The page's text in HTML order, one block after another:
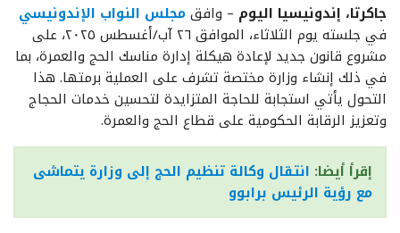
جاكرتا، إندونيسيا اليوم – وافقمجلس النواب الإندونيسي
في جلسته يوم الثلاثاء، الموافق ٢٦ آب/أغسطس ٢٠٢٥، على
مشروع قانون جديد لإعادة هيكلة إدارة مناسك الحج والعمرة، بما
في ذلك إنشاء وزارة مختصة تشرف على العملية برمتها. هذا
التحول يأتي استجابة للحاجة المتزايدة لتحسين خدمات الحجاج
وتعزيز الرقابة الحكومية على قطاع الحج والعمرة.
إقرأ أيضا: انتقال وكالة تنظيم الحج إلى وزارة يتماشى
مع رؤية الرئيس برابوو